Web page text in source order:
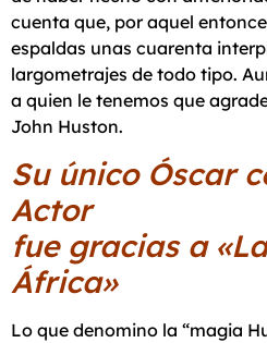
cuenta que, por aquel
espaldas unas cuarenta
largometrajes de todo tipo.
a quien le tenemos que
John Huston.
Su único Óscar
Actor
fue gracias a
África»
Lo que denomino la “magia